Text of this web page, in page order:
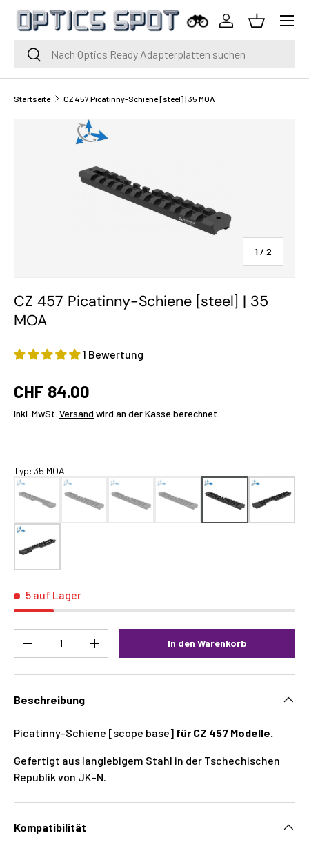
Zum Inhalt springen
SucheSuche
Einloggen
Korb
Menü
Startseite CZ 457 Picatinny-Schiene [steel] | 35 MOA
1/ von
2
CZ 457 Picatinny-Schiene [steel] | 35
MOA
1 Bewertung
CHF 84.00
Inkl. MwSt. Versand wird an der Kasse berechnet.
Typ: 35 MOA
5 auf Lager
-
+ In den Warenkorb
Beschreibung
Picatinny-Schiene [scope base] für CZ 457 Modelle.
Gefertigt aus langlebigem Stahl in der Tschechischen
Republik von JK-N.
Kompatibilität